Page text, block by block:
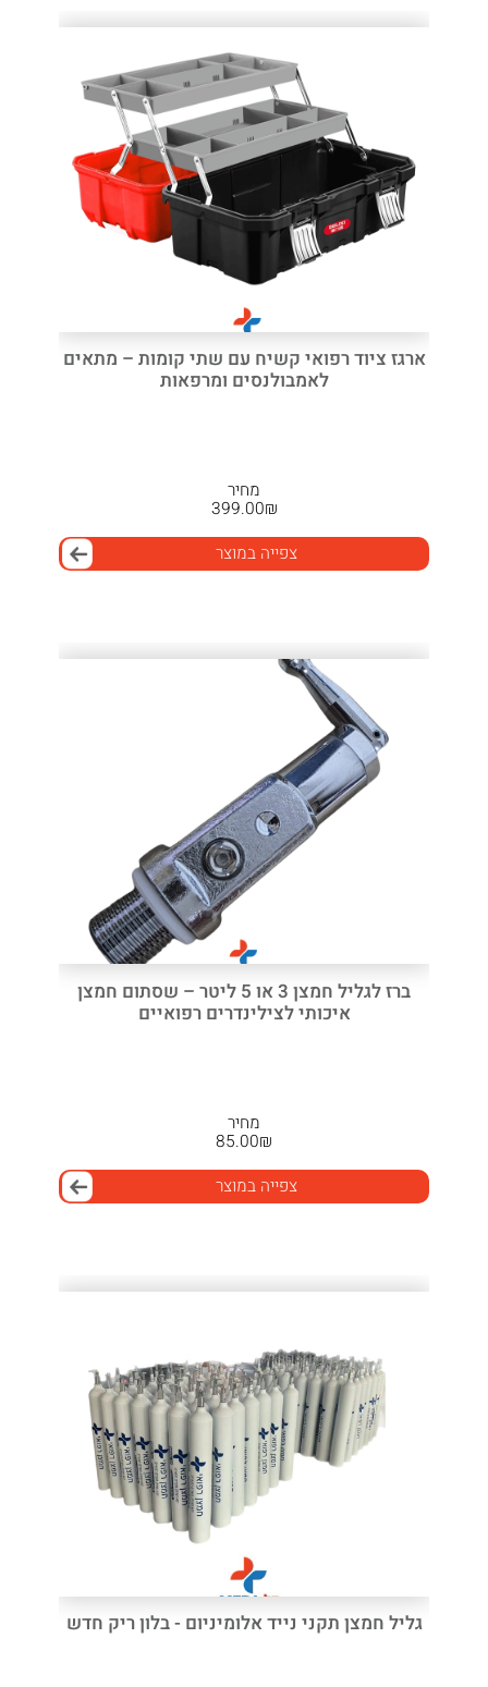
ארגז ציוד רפואי קשיח עם שתי קומות – מתאים
לאמבולנסים ומרפאות
מחיר
₪
399.00
צפייה במוצר
ברז לגליל חמצן 3 או 5 ליטר – שסתום חמצן
איכותי לצילינדרים רפואיים
מחיר
₪
85.00
צפייה במוצר
גליל חמצן תקני נייד אלומיניום - בלון ריק חדש